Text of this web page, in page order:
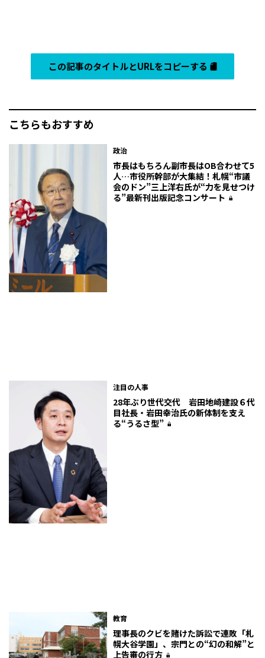
この記事のタイトルとURLをコピーする
こちらもおすすめ
政治
市長はもちろん副市長はOB合わせて5
人…市役所幹部が大集結！札幌“市議
会のドン”三上洋右氏が“力を見せつけ
る”最新刊出版記念コンサート
注目の人事
28年ぶり世代交代 岩田地崎建設６代
目社長・岩田幸治氏の新体制を支え
る“うるさ型”
教育
理事長のクビを賭けた訴訟で連敗「札
幌大谷学園」、宗門との“幻の和解”と
上告審の行方